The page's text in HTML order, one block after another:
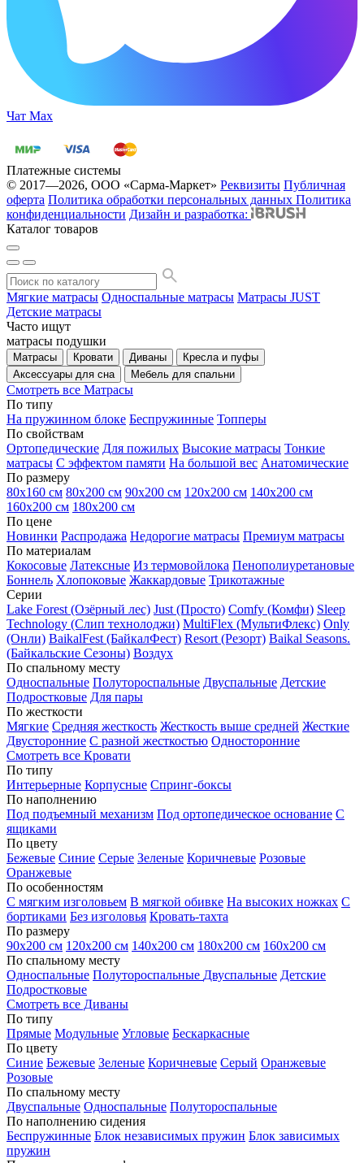
Чат Max
Платежные системы
© 2017—2026, ООО «Сарма-Маркет» Реквизиты Публичная
оферта Политика обработки персональных данных Политика
конфиденциальности Дизайн и разработка:
Каталог товаров
Мягкие матрасы Односпальные матрасы Матрасы JUST
Детские матрасы
Часто ищут
матрасы подушки
Матрасы Кровати Диваны
Кресла и пуфы
Аксессуары для сна
Мебель для спальни
Смотреть все Матрасы
По типу
На пружинном блоке Беспружинные Топперы
По свойствам
Ортопедические Для пожилых Высокие матрасы Тонкие
матрасы С эффектом памяти На большой вес Анатомические
По размеру
80х160 см 80х200 см 90х200 см 120х200 см 140х200 см
160х200 см 180х200 см
По цене
Новинки Распродажа Недорогие матрасы Премиум матрасы
По материалам
Кокосовые Латексные Из термовойлока Пенополиуретановые
Боннель Хлопоковые Жаккардовые Трикотажные
Серии
Lake Forest (Озёрный лес) Just (Просто) Comfy (Комфи) Sleep
Technology (Слип технолоджи) MultiFlex (МультиФлекс) Only
(Онли) BaikalFest (БайкалФест) Resort (Резорт) Baikal Seasons.
(Байкальские Сезоны) Воздух
По спальному месту
Односпальные Полутороспальные Двуспальные Детские
Подростковые Для пары
По жесткости
Мягкие Средняя жесткость Жесткость выше средней Жесткие
Двусторонние С разной жесткостью Односторонние
Смотреть все Кровати
По типу
Интерьерные Корпусные Спринг-боксы
По наполнению
Под подъемный механизм Под ортопедическое основание С
ящиками
По цвету
Бежевые Синие Серые Зеленые Коричневые Розовые
Оранжевые
По особенностям
С мягким изголовьем В мягкой обивке На высоких ножках С
бортиками Без изголовья Кровать-тахта
По размеру
90х200 см 120х200 см 140х200 см 180х200 см 160х200 см
По спальному месту
Односпальные Полутороспальные Двуспальные Детские
Подростковые
Смотреть все Диваны
По типу
Прямые Модульные Угловые Бескаркасные
По цвету
Синие Бежевые Зеленые Коричневые Серый Оранжевые
Розовые
По спальному месту
Двуспальные Односпальные Полутороспальные
По наполнению сидения
Беспружинные Блок независимых пружин Блок зависимых
пружин